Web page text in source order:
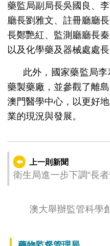
藥監局副局長吳國良、
廳長劉雅文、註冊廳廳
長鄭艷紅、監測廳廳長
以及化學藥及器械處處長
此外，國家藥監局
藥製藥廠，並參觀了離
澳門醫學中心，以更好
業的現況與發展。
上一則新聞
衛生局進一步下調“長
澳大舉辦監管科學